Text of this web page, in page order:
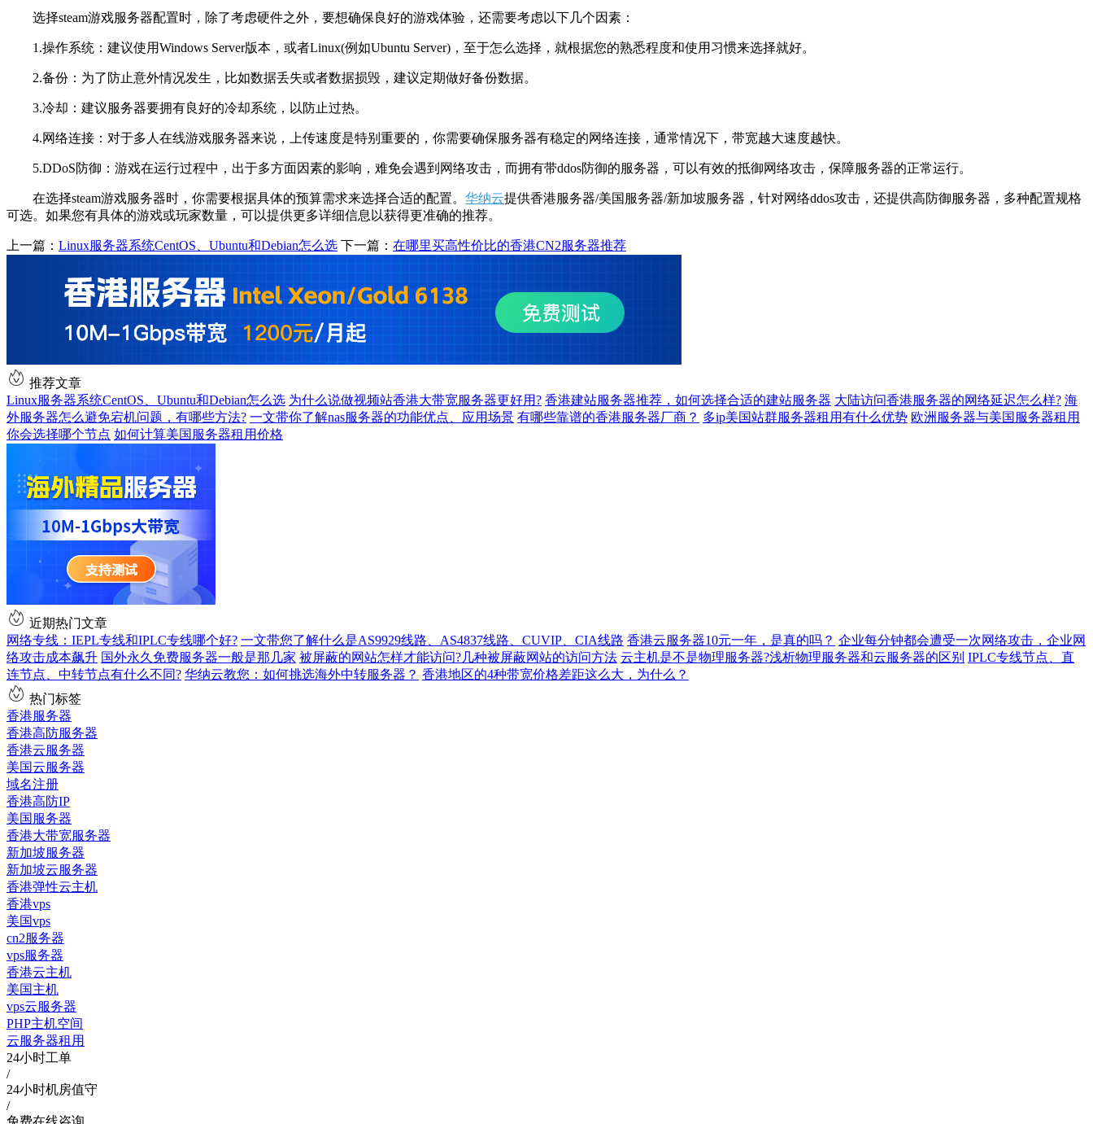
选择steam游戏服务器配置时，除了考虑硬件之外，要想确保良好的游戏体验，还需要考虑以下几个因素：
1.操作系统：建议使用Windows Server版本，或者Linux(例如Ubuntu Server)，至于怎么选择，就根据您的熟悉程度和使用习惯来选择就好。
2.备份：为了防止意外情况发生，比如数据丢失或者数据损毁，建议定期做好备份数据。
3.冷却：建议服务器要拥有良好的冷却系统，以防止过热。
4.网络连接：对于多人在线游戏服务器来说，上传速度是特别重要的，你需要确保服务器有稳定的网络连接，通常情况下，带宽越大速度越快。
5.DDoS防御：游戏在运行过程中，出于多方面因素的影响，难免会遇到网络攻击，而拥有带ddos防御的服务器，可以有效的抵御网络攻击，保障服务器的正常运行。
在选择steam游戏服务器时，你需要根据具体的预算需求来选择合适的配置。 华纳云提供香港服务器/美国服务器/新加坡服务器，针对网络ddos攻击，还提供高防御服务器，多种配置规格
可选。如果您有具体的游戏或玩家数量，可以提供更多详细信息以获得更准确的推荐。
上一篇： Linux服务器系统CentOS、Ubuntu和Debian怎么选 下一篇： 在哪里买高性价比的香港CN2服务器推荐
推荐文章
Linux服务器系统CentOS、Ubuntu和Debian怎么选 为什么说做视频站香港大带宽服务器更好用? 香港建站服务器推荐，如何选择合适的建站服务器 大陆访问香港服务器的网络延迟怎么样? 海
外服务器怎么避免宕机问题，有哪些方法? 一文带你了解nas服务器的功能优点、应用场景 有哪些靠谱的香港服务器厂商？ 多ip美国站群服务器租用有什么优势 欧洲服务器与美国服务器租用
你会选择哪个节点 如何计算美国服务器租用价格
近期热门文章
网络专线：IEPL专线和IPLC专线哪个好? 一文带您了解什么是AS9929线路、AS4837线路、CUVIP、CIA线路 香港云服务器10元一年，是真的吗？ 企业每分钟都会遭受一次网络攻击，企业网
络攻击成本飙升 国外永久免费服务器一般是那几家 被屏蔽的网站怎样才能访问?几种被屏蔽网站的访问方法 云主机是不是物理服务器?浅析物理服务器和云服务器的区别 IPLC专线节点、直
连节点、中转节点有什么不同? 华纳云教您：如何挑选海外中转服务器？ 香港地区的4种带宽价格差距这么大，为什么？
热门标签
香港服务器
香港高防服务器
香港云服务器
美国云服务器
域名注册
香港高防IP
美国服务器
香港大带宽服务器
新加坡服务器
新加坡云服务器
香港弹性云主机
香港vps
美国vps
cn2服务器
vps服务器
香港云主机
美国主机
vps云服务器
PHP主机空间
云服务器租用
24小时工单
/
24小时机房值守
/
免费在线咨询